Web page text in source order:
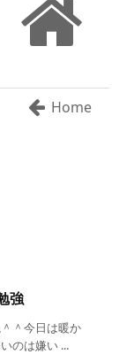
Home
強
＾今日は暖か
のは嫌い ...